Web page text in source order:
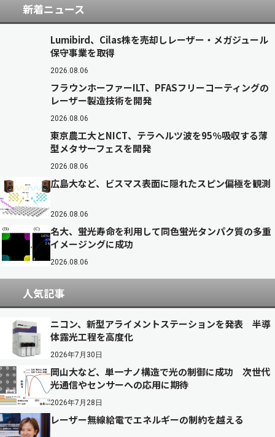
新着ニュース
Lumibird、Cilas株を売却しレーザー・メガジュール
保守事業を取得
2026.08.06
フラウンホーファーILT、PFASフリーコーティングの
レーザー製造技術を開発
2026.08.06
東京農工大とNICT、テラヘルツ波を95％吸収する薄
型メタサーフェスを開発
2026.08.06
広島大など、ビスマス表面に隠れたスピン偏極を観測
2026.08.06
名大、蛍光寿命を利用して同色蛍光タンパク質の多重
イメージングに成功
2026.08.06
人気記事
ニコン、新型アライメントステーションを発表 半導
体露光工程を高度化
2026年7月30日
岡山大など、単一ナノ構造で光の制御に成功 次世代
光通信やセンサーへの応用に期待
2026年7月28日
レーザー無線給電でエネルギーの制約を越える